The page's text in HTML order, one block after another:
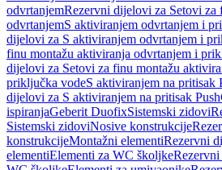
odvrtanjemRezervni dijelovi za Setovi za
odvrtanjemS aktiviranjem odvrtanjem i
dijelovi za S aktiviranjem odvrtanjem i
finu montažu aktiviranja odvrtanjem i
dijelovi za Setovi za finu montažu
priključka vodeS aktiviranjem na pritisak
dijelovi za S aktiviranjem na pritisak
ispiranjaGeberit DuofixSistemski zidovi
Sistemski zidoviNosive konstrukcije
konstrukcijeMontažni elementiRezervni
elementiElementi za WC školjke